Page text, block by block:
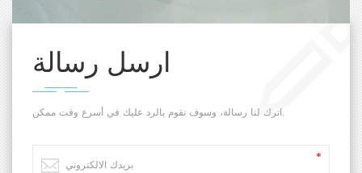
ارسل رسالة
اترك لنا رسالة، وسوف نقوم بالرد عليك في أسرع وقت ممكن.